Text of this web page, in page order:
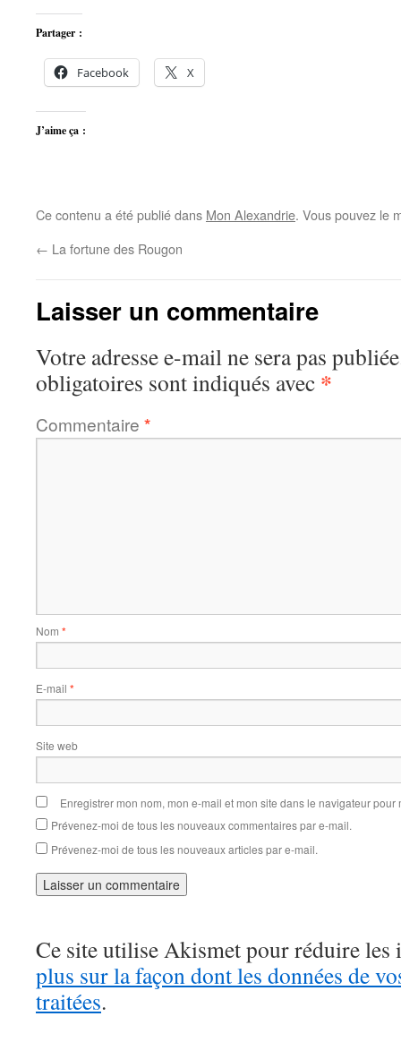
Partager :
Facebook X
J’aime ça :
Ce contenu a été publié dans Mon Alexandrie. Vous pouvez le
← La fortune des Rougon
Laisser un commentaire
Votre adresse e-mail ne sera pas
obligatoires sont indiqués avec *
Commentaire *
Nom *
E-mail *
Site web
Enregistrer mon nom, mon e-mail et mon site dans le navigateur
Prévenez-moi de tous les nouveaux commentaires par e-mail.
Prévenez-moi de tous les nouveaux articles par e-mail.
Ce site utilise Akismet pour réduire les
plus sur la façon dont les données de
traitées.